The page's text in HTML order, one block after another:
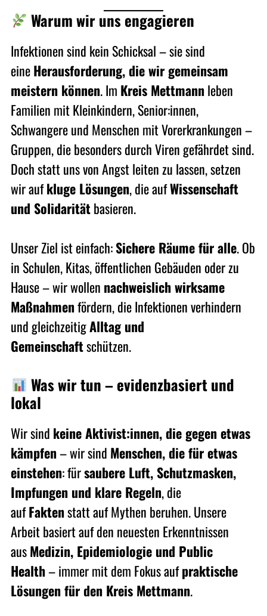
Warum wir uns engagieren
Infektionen sind kein Schicksal – sie sind
eineHerausforderung, die wir gemeinsam
meistern können. Im Kreis Mettmannleben
Familien mit Kleinkindern, Senior:innen,
Schwangere und Menschen mit Vorerkrankungen –
Gruppen, die besonders durch Viren gefährdet sind.
Doch statt uns von Angst leiten zu lassen, setzen
wir aufkluge Lösungen, die aufWissenschaft
und Solidaritätbasieren.
Unser Ziel ist einfach:Sichere Räume für alle. Ob
in Schulen, Kitas, öffentlichen Gebäuden oder zu
Hause – wir wollen nachweislich wirksame
Maßnahmenfördern, die Infektionen verhindern
und gleichzeitigAlltag und
Gemeinschaftschützen.
Was wir tun – evidenzbasiert und
lokal
Wir sind keine Aktivist:innen, die gegen etwas
kämpfen– wir sind Menschen, die für etwas
einstehen: fürsaubere Luft, Schutzmasken,
Impfungen und klare Regeln, die
aufFaktenstatt auf Mythen beruhen. Unsere
Arbeit basiert auf den neuesten Erkenntnissen
ausMedizin, Epidemiologie und Public
Health– immer mit dem Fokus aufpraktische
Lösungen für den Kreis Mettmann.